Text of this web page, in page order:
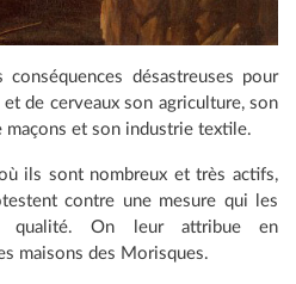
désastreuses pour
et de cerveaux son agriculture, son
maçons et son industrie textile.
ils sont nombreux et très actifs,
contre une mesure qui les
qualité. On leur attribue en
maisons des Morisques.